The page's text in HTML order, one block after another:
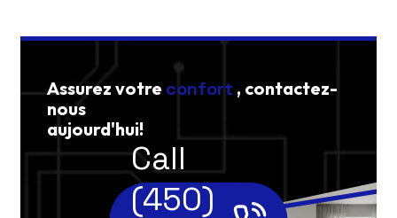
Assurez votre confort , contactez-
nous
aujourd'hui!
Call
(450)